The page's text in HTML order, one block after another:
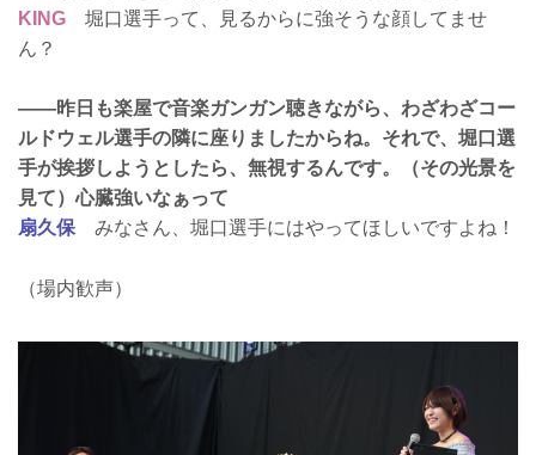
KING 堀口選手って、見るからに強そうな顔してませ
ん？
――昨日も楽屋で音楽ガンガン聴きながら、わざわざコー
ルドウェル選手の隣に座りましたからね。それで、堀口選
手が挨拶しようとしたら、無視するんです。（その光景を
見て）心臓強いなぁって
扇久保 みなさん、堀口選手にはやってほしいですよね！
（場内歓声）